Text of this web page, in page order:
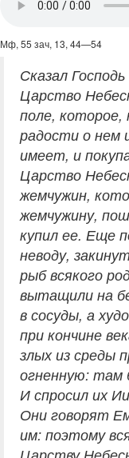
Мф, 55 зач, 13, 44—54
Сказал
Царство
поле, которое,
радости о нем
имеет, и
Царство
жемчужин,
жемчужину,
купил ее. Еще
неводу,
рыб всякого
вытащили на
в сосуды, а
при кончине
злых из среды
огненную: там
И спросил их
Они говорят
им: поэтому